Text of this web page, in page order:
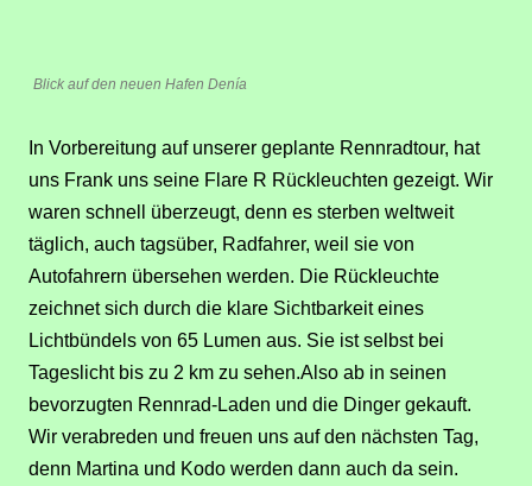
Blick auf den neuen Hafen Denía
In Vorbereitung auf unserer geplante Rennradtour, hat
uns Frank uns seine Flare R Rückleuchten gezeigt. Wir
waren schnell überzeugt, denn es sterben weltweit
täglich, auch tagsüber, Radfahrer, weil sie von
Autofahrern übersehen werden. Die Rückleuchte
zeichnet sich durch die klare Sichtbarkeit eines
Lichtbündels von 65 Lumen aus. Sie ist selbst bei
Tageslicht bis zu 2 km zu sehen.Also ab in seinen
bevorzugten Rennrad-Laden und die Dinger gekauft.
Wir verabreden und freuen uns auf den nächsten Tag,
denn Martina und Kodo werden dann auch da sein.